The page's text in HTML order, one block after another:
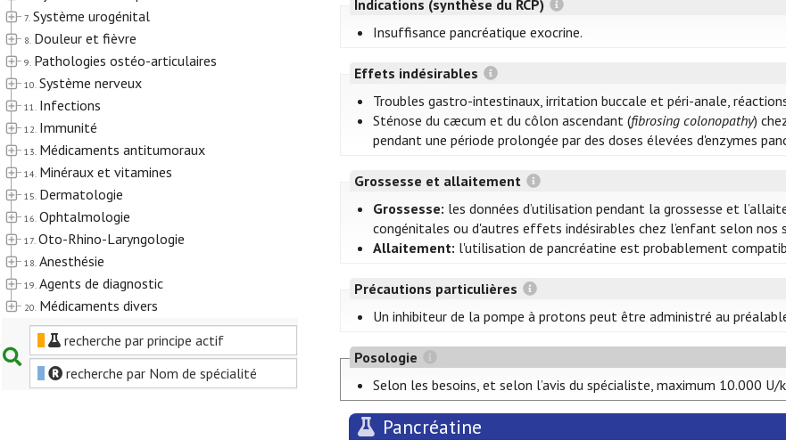
7. Système urogénital
8. Douleur et fièvre
9. Pathologies ostéo-articulaires
10. Système nerveux
11. Infections
12. Immunité
13. Médicaments antitumoraux
14. Minéraux et vitamines
15. Dermatologie
16. Ophtalmologie
17. Oto-Rhino-Laryngologie
18. Anesthésie
19. Agents de diagnostic
20. Médicaments divers
recherche par principe actif
recherche par Nom de spécialité
Indications (synthèse du RCP)
Insuffisance pancréatique exocrine.
Effets indésirables
Troubles gastro-intestinaux, irritation buccale et péri-anale,
Sténose du cæcum et du côlon ascendant (fibrosing colonopathy)
pendant une période prolongée par des doses élevées d'enzymes
Grossesse et allaitement
Grossesse: les données d’utilisation pendant la grossesse et
congénitales ou d'autres effets indésirables chez l’enfant selon nos
Allaitement: l'utilisation de pancréatine est probablement
Précautions particulières
Un inhibiteur de la pompe à protons peut être administré au
Posologie
Selon les besoins, et selon l’avis du spécialiste, maximum 10.000
Pancréatine